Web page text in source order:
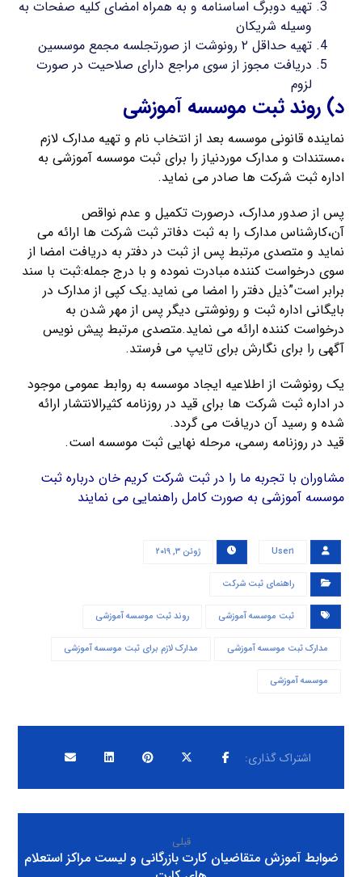
تهیه دوبرگ اساسنامه و به همراه امضای کلیه صفحات به
وسیله شریکان
تهیه حداقل ۲ رونوشت از صورتجلسه مجمع موسسین
دریافت مجوز از سوی مراجع دارای صلاحیت در صورت
لزوم
د) روند ثبت موسسه آموزشی
نماینده قانونی موسسه بعد از انتخاب نام و تهیه مدارک لازم
،مستندات و مدارک موردنیاز را برای ثبت موسسه آموزشی به
اداره ثبت شرکت ها صادر می نماید.
پس از صدور مدارک، درصورت تکمیل و عدم نواقص
آن،کارشناس مدارک را به ثبت دفاتر ثبت شرکت ها ارائه می
نماید و متصدی مرتبط پس از ثبت در دفتر به دریافت امضا از
سوی درخواست کننده مبادرت نموده و با درج جمله:ثبت با سند
برابر است”ذیل دفتر را امضا می نماید.یک کپی از مدارک در
بایگانی اداره ثبت و رونوشتی دیگر پس از مهر شدن به
درخواست کننده ارائه می نماید.متصدی مرتبط پیش نویس
آگهی را برای نگارش برای تایپ می فرستد.
یک رونوشت از اطلاعیه ایجاد موسسه به روابط عمومی موجود
در اداره ثبت شرکت ها برای قید در روزنامه کثیرالانتشار ارائه
شده و رسید آن دریافت می گردد.
قید در روزنامه رسمی، مرحله نهایی ثبت موسسه است.
مشاوران با تجربه ما را در ثبت شرکت کریم خان درباره ثبت
موسسه آموزشی به صورت کامل راهنمایی می نمایند
User۱ ژوئن ۳, ۲۰۱۹
راهنمای ثبت شرکت
ثبت موسسه آموزشی روند ثبت موسسه آموزشی
مدارک ثبت موسسه آموزشی مدارک لازم برای ثبت موسسه آموزشی
موسسه آموزشی
قبلی
ضوابط آموزش متقاضیان کارت بازرگانی و لیست مراکز استعلام